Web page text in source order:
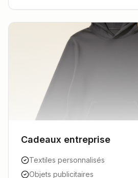
Cadeaux entreprise
Textiles personnalisés
Objets publicitaires